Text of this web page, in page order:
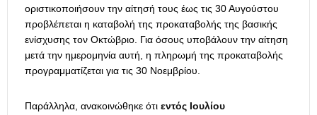
οριστικοποιήσουν την αίτησή τους έως τις 30 Αυγούστου
προβλέπεται η καταβολή της προκαταβολής της βασικής
ενίσχυσης τον Οκτώβριο. Για όσους υποβάλουν την αίτηση
μετά την ημερομηνία αυτή, η πληρωμή της προκαταβολής
προγραμματίζεται για τις 30 Νοεμβρίου.
Παράλληλα, ανακοινώθηκε ότι εντός Ιουλίου